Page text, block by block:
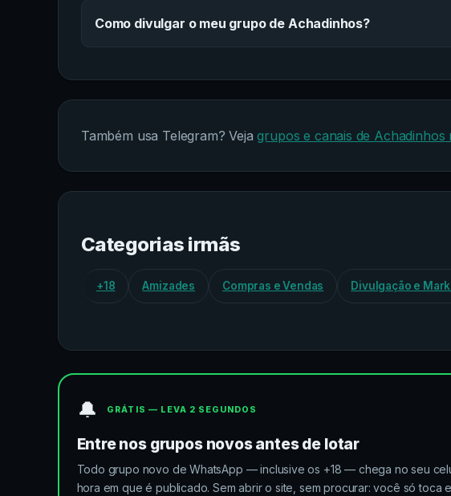
Como divulgar o meu grupo de Achadinhos?
Também usa Telegram? Vejagrupos e canais de Achadinhos
Categorias irmãs
+18 Amizades Compras e Vendas Divulgação e
🔔 GRÁTIS — LEVA 2 SEGUNDOS
Entre nos grupos novos antes de lotar
Todo grupo novo deWhatsApp — inclusive os +18 — chega no seu
hora em que é publicado. Sem abrir o site, sem procurar: você só toca